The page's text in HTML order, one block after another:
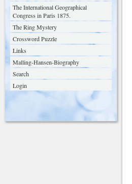
The International Geographical
Congress in Paris 1875.
The Ring Mystery
Crossword Puzzle
Links
Malling-Hansen-Biography
Search
Login